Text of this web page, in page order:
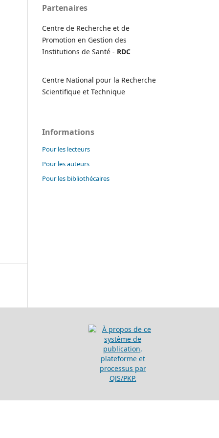
Partenaires
Centre de Recherche et de
Promotion en Gestion des
Institutions de Santé - RDC
Centre National pour la Recherche
Scientifique et Technique
Informations
Pour les lecteurs
Pour les auteurs
Pour les bibliothécaires